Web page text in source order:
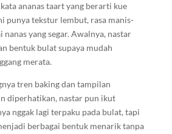
ananas taart yang berarti kue
punya tekstur lembut, rasa manis-
nanas yang segar. Awalnya, nastar
bentuk bulat supaya mudah
merata.
tren baking dan tampilan
diperhatikan, nastar pun ikut
nggak lagi terpaku pada bulat, tapi
berbagai bentuk menarik tanpa